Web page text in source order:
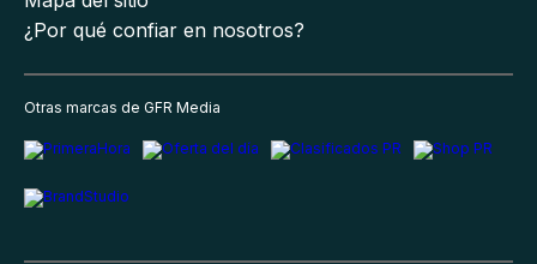
¿Por qué confiar en nosotros?
Otras marcas de GFR Media